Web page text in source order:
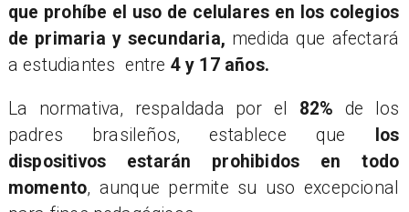
que prohíbe el uso de celulares en los colegios
de primaria y secundaria, medida que afectará
a estudiantes entre 4 y 17 años.
​La normativa, respaldada por el 82% de los
padres brasileños, establece que
los
dispositivos estarán prohibidos en todo
momento, aunque permite su uso excepcional